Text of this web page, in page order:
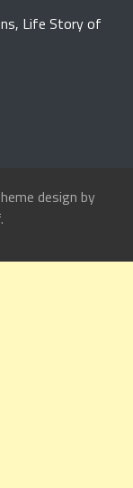
Life Story of
design by